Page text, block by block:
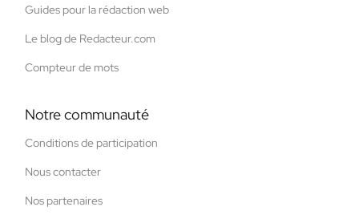
Guides pour la rédaction web
Le blog de Redacteur.com
Compteur de mots
Notre communauté
Conditions de participation
Nous contacter
Nos partenaires